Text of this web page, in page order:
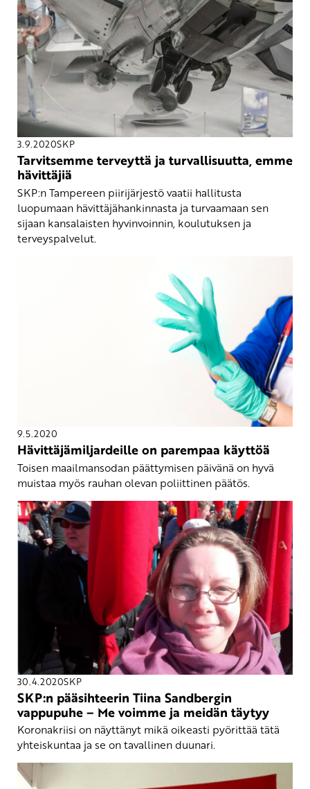
3.9.2020SKP
Tarvitsemme terveyttä ja turvallisuutta, emme
hävittäjiä
SKP:n Tampereen piirijärjestö vaatii hallitusta
luopumaan hävittäjähankinnasta ja turvaamaan sen
sijaan kansalaisten hyvinvoinnin, koulutuksen ja
terveyspalvelut.
9.5.2020
Hävittäjämiljardeille on parempaa käyttöä
Toisen maailmansodan päättymisen päivänä on hyvä
muistaa myös rauhan olevan poliittinen päätös.
30.4.2020SKP
SKP:n pääsihteerin Tiina Sandbergin
vappupuhe – Me voimme ja meidän täytyy
Koronakriisi on näyttänyt mikä oikeasti pyörittää tätä
yhteiskuntaa ja se on tavallinen duunari.